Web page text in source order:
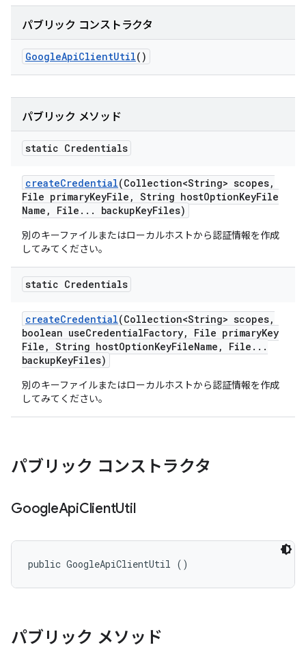
パブリック コンストラクタ
GoogleApiClientUtil()
パブリック メソッド
static Credentials
createCredential(Collection<String> scopes,
File primaryKeyFile , String hostOptionKeyFile
Name , File . . . backupKeyFiles)
別のキーファイルまたはローカルホストから認証情報を作成
してみてください。
static Credentials
createCredential(Collection<String> scopes,
boolean useCredentialFactory, File primaryKey
File , String hostOptionKeyFileName , File . . .
backupKeyFiles)
別のキーファイルまたはローカルホストから認証情報を作成
してみてください。
パブリック コンストラクタ
GoogleApiClientUtil
public GoogleApiClientUtil ()
パブリック メソッド